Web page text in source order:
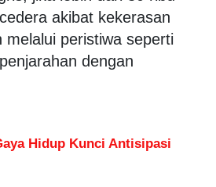
akibat kekerasan
peristiwa seperti
dengan
Hidup Kunci Antisipasi